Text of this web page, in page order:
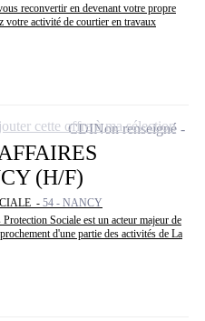
reconvertir en devenant votre propre
activité de courtier en travaux
(H/F)
- 54 - NANCY
Sociale est un acteur majeur de
d'une partie des activités de La
CDINon renseigné
cette offre à ma sélection